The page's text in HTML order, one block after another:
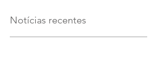
Notícias recentes